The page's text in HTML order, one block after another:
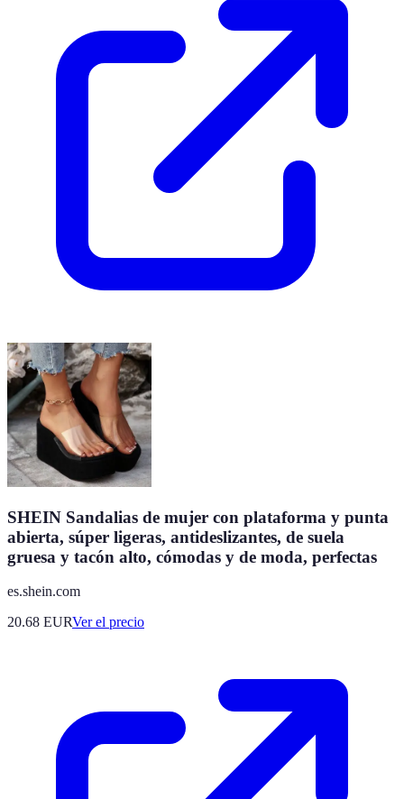
SHEIN Sandalias de mujer con plataforma y punta
abierta, súper ligeras, antideslizantes, de suela
gruesa y tacón alto, cómodas y de moda, perfectas
es.shein.com
20.68 EURVer el precio